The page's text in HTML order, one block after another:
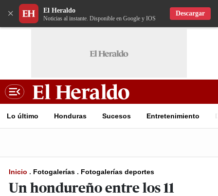
× El Heraldo
Noticias al instante. Disponible en Google y IOS
Descargar
Lo último Honduras Sucesos Entretenimiento
Inicio . Fotogalerías . Fotogalerías deportes
Un hondureño entre los 11